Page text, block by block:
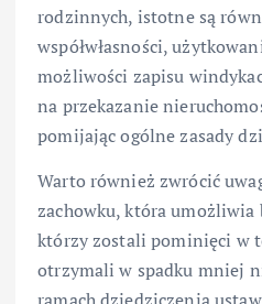
rodzinnych, istotne są
współwłasności,
możliwości zapisu
na przekazanie
pomijając ogólne zasady
Warto również zwrócić
zachowku, która umożliwia
którzy zostali pominięci w
otrzymali w spadku mniej
ramach dziedziczenia